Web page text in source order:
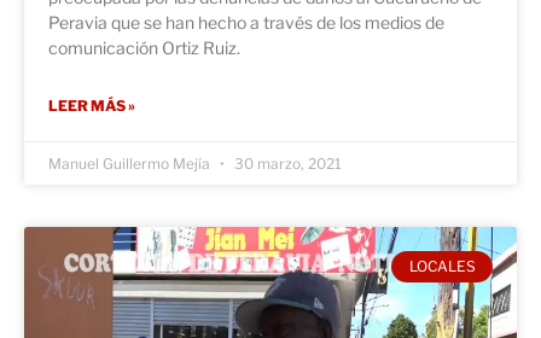
Peravia que se han hecho a través de los medios de
comunicación Ortiz Ruiz.
LEER MÁS »
Manuel Guillermo Mejía 30 marzo, 2021
LOCALES